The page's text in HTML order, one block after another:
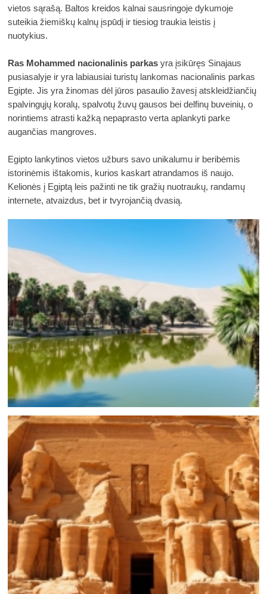
vietos sąrašą. Baltos kreidos kalnai sausringoje dykumoje
suteikia žiemiškų kalnų įspūdį ir tiesiog traukia leistis į
nuotykius.
Ras Mohammed nacionalinis parkas yra įsikūręs Sinajaus
pusiasalyje ir yra labiausiai turistų lankomas nacionalinis parkas
Egipte. Jis yra žinomas dėl jūros pasaulio žavesį atskleidžiančių
spalvingųjų koralų, spalvotų žuvų gausos bei delfinų buveinių, o
norintiems atrasti kažką nepaprasto verta aplankyti parke
augančias mangroves.
Egipto lankytinos vietos užburs savo unikalumu ir beribėmis
istorinėmis ištakomis, kurios kaskart atrandamos iš naujo.
Kelionės į Egiptą leis pažinti ne tik gražių nuotraukų, randamų
internete, atvaizdus, bet ir tvyrojančią dvasią.